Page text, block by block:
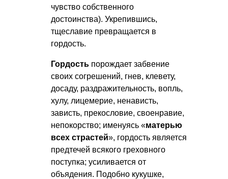
чувство собственного
достоинства). Укрепившись,
тщеславие превращается в
гордость.
Гордость порождает забвение
своих согрешений, гнев, клевету,
досаду, раздражительность, вопль,
хулу, лицемерие, ненависть,
зависть, прекословие, своенравие,
непокорство; именуясь «матерью
всех страстей», гордость является
предтечей всякого греховного
поступка; усиливается от
объядения. Подобно кукушке,